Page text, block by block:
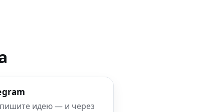
идею — и через